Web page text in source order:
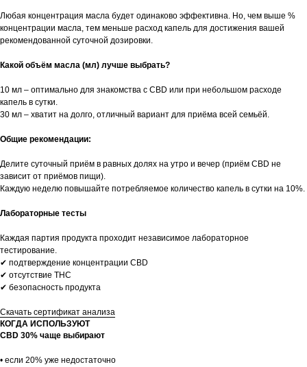
Любая концентрация масла будет одинаково эффективна. Но, чем выше %
концентрации масла, тем меньше расход капель для достижения вашей
рекомендованной суточной дозировки.
Какой объём масла (мл) лучше выбрать?
10 мл – оптимально для знакомства с CBD или при небольшом расходе
капель в сутки.
30 мл – хватит на долго, отличный вариант для приёма всей семьёй.
Общие рекомендации:
Делите суточный приём в равных долях на утро и вечер (приём CBD не
зависит от приёмов пищи).
Каждую неделю повышайте потребляемое количество капель в сутки на 10%.
Лабораторные тесты
Каждая партия продукта проходит независимое лабораторное
тестирование.
✔ подтверждение концентрации CBD
✔ отсутствие THC
✔ безопасность продукта
Скачать сертификат анализа
КОГДА ИСПОЛЬЗУЮТ
CBD 30% чаще выбирают
• если 20% уже недостаточно